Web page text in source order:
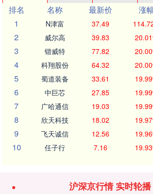
排名
名称 最新价 涨
1
N津富 37.49
2 威尔高 39.83
3 锴威特 77.82
4 科翔股份 64.32
5 蜀道装备 33.61
6 中巨芯 27.85
7 广哈通信 19.03
8 欣天科技 18.02
9 飞天诚信 12.56
10 任子行 7.16
沪深京行情 实时轮播